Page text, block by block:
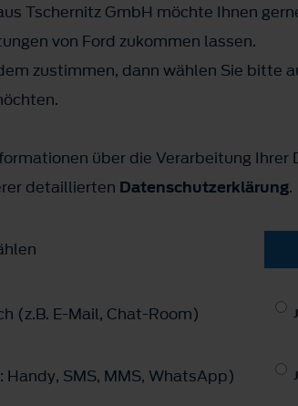
Tschernitz GmbH möchte Ihnen
von Ford zukommen lassen.
zustimmen, dann wählen Sie bitte
über die Verarbeitung
detaillierten Datenschutzerklärung.
(z.B. E-Mail, Chat-Room)
Handy, SMS, MMS, WhatsApp)